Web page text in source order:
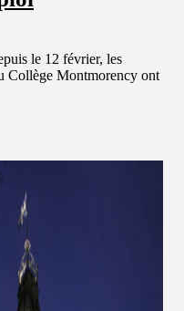
le 12 février, les
Collège Montmorency ont